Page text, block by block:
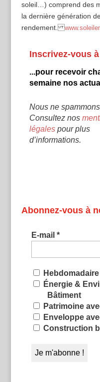
soleil…) comprend des
la dernière génération
rendement.
Inscrivez-vous
...pour recevoir
semaine nos
Nous ne
Consultez nos
légalespour plus
d’informations.
Abonnez-vous à
E-mail *
Énergie &
Bâtiment
Patrimoine
Enveloppe
Construction